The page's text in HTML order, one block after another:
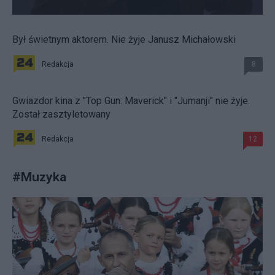
Był świetnym aktorem. Nie żyje Janusz Michałowski
Redakcja 8
Gwiazdor kina z "Top Gun: Maverick" i "Jumanji" nie żyje.
Został zasztyletowany
Redakcja 12
#Muzyka